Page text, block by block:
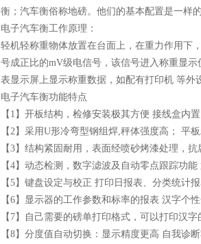
衡；汽车衡俗称地磅。他们的基本配置是一样
电子汽车衡工作原理：
轻机轻称重物体放置在台面上，在重力作用下
号成正比的mV级电信号，该信号进入称重显
表显示屏上显示称重数据，如配有打印机 等外
电子汽车衡功能特点
【1】开板结构，检修安装极其方便 接线盒内
【2】采用U形冷弯型钢组焊,秤体强度高； 平板
【3】结构紧固耐用，表面经喷砂烤漆处理，
【4】动态检测，数字滤波及自动零点跟踪功
【5】键盘设定与校正 打印日报表、分类统计
【6】显示器的工作参数和标率的报表 汉字个
【7】自己需要的磅单打印格式，可以打印汉字
【8】分度值自动切换：显示精度更高 自我诊